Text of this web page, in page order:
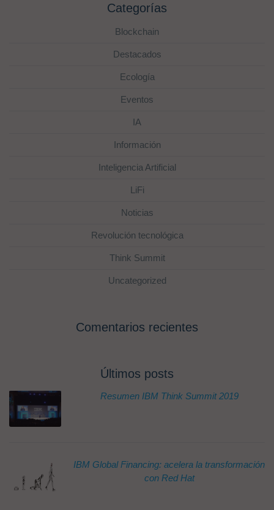
Categorías
Blockchain
Destacados
Ecología
Eventos
IA
Información
Inteligencia Artificial
LiFi
Noticias
Revolución tecnológica
Think Summit
Uncategorized
Comentarios recientes
Últimos posts
Resumen IBM Think Summit 2019
IBM Global Financing: acelera la transformación
con Red Hat